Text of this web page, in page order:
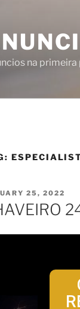
na
25, 2022